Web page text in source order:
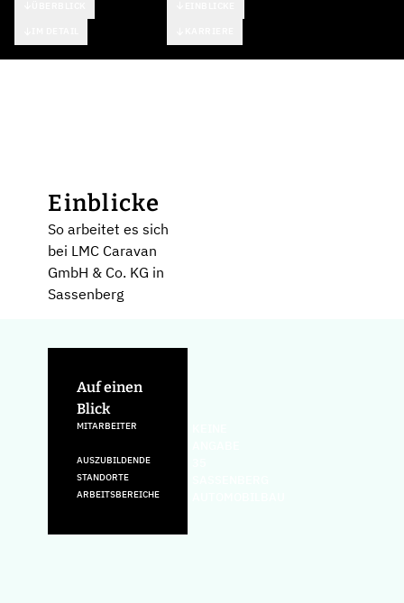
Einblicke
So arbeitet es sich
bei LMC Caravan
GmbH & Co. KG in
Sassenberg
Auf einen
Blick
MITARBEITER
AUSZUBILDENDE
STANDORTE
ARBEITSBEREICHE